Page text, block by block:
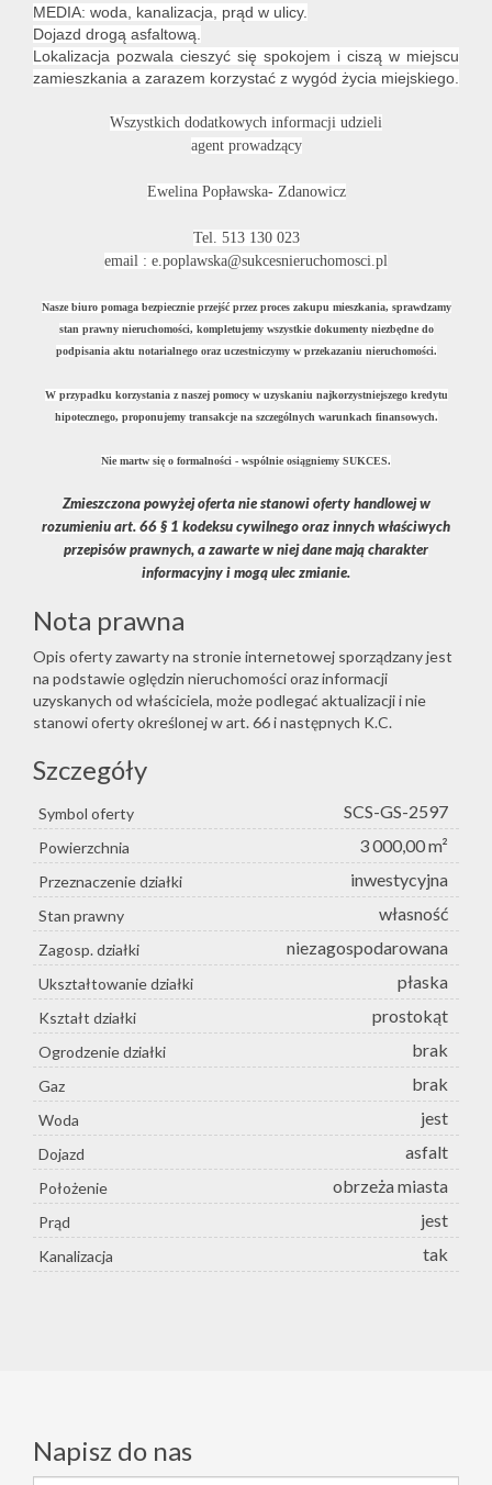
MEDIA: woda, kanalizacja, prąd w ulicy.
Dojazd drogą asfaltową.
Lokalizacja pozwala cieszyć się spokojem i ciszą w miejscu
zamieszkania a zarazem korzystać z wygód życia miejskiego.
Wszystkich dodatkowych informacji udzieli
agent prowadzący
Ewelina Popławska- Zdanowicz
Tel. 513 130 023
email : e.poplawska@sukcesnieruchomosci.pl
Nasze biuro pomaga bezpiecznie przejść przez proces zakupu mieszkania, sprawdzamy
stan prawny nieruchomości, kompletujemy wszystkie dokumenty niezbędne do
podpisania aktu notarialnego oraz uczestniczymy w przekazaniu nieruchomości.
W przypadku korzystania z naszej pomocy w uzyskaniu najkorzystniejszego kredytu
hipotecznego, proponujemy transakcje na szczególnych warunkach finansowych.
Nie martw się o formalności - wspólnie osiągniemy SUKCES.
Zmieszczona powyżej oferta nie stanowi oferty handlowej w
rozumieniu art. 66 § 1 kodeksu cywilnego oraz innych właściwych
przepisów prawnych, a zawarte w niej dane mają charakter
informacyjny i mogą ulec zmianie.
Nota prawna
Opis oferty zawarty na stronie internetowej sporządzany jest
na podstawie oględzin nieruchomości oraz informacji
uzyskanych od właściciela, może podlegać aktualizacji i nie
stanowi oferty określonej w art. 66 i następnych K.C.
Szczegóły
Symbol oferty SCS-GS-2597
Powierzchnia 3 000,00 m²
Przeznaczenie działki inwestycyjna
Stan prawny własność
Zagosp. działki niezagospodarowana
Ukształtowanie działki płaska
Kształt działki prostokąt
Ogrodzenie działki brak
Gaz brak
Woda jest
Dojazd asfalt
Położenie obrzeża miasta
Prąd jest
Kanalizacja tak
Napisz do nas